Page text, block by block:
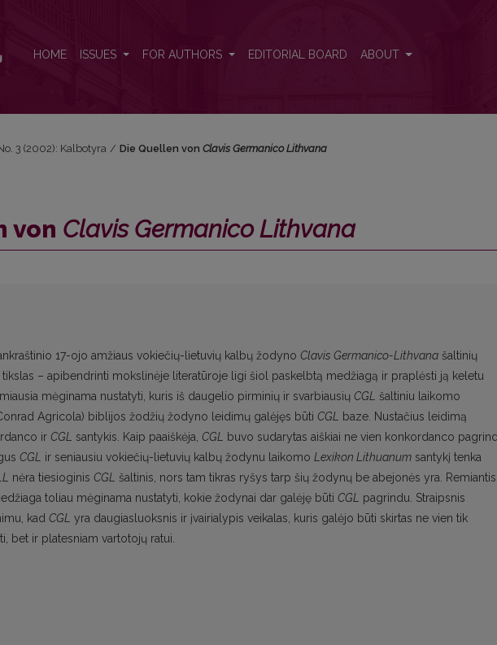
HOME ISSUES FOR AUTHORS EDITORIAL BOARD ABOUT
3 (2002): Kalbotyra / Die Quellen von Clavis Germanico Lithvana
von Clavis Germanico Lithvana
17-ojo amžiaus vokiečių-lietuvių kalbų žodyno Clavis Germanico-Lithvana šaltinių
– apibendrinti mokslinėje literatūroje ligi šiol paskelbtą medžiagą ir praplėsti ją keletu
mėginama nustatyti, kuris iš daugelio pirminių ir svarbiausių CGL šaltiniu laikomo
Agricola) biblijos žodžių žodyno leidimų galėjęs būti CGL baze. Nustačius leidimą
ir CGL santykis. Kaip paaiškėja, CGL buvo sudarytas aiškiai ne vien konkordanco
CGL ir seniausiu vokiečių-lietuvių kalbų žodynu laikomo Lexikon Lithuanum santykį tenka
nėra tiesioginis CGL šaltinis, nors tam tikras ryšys tarp šių žodynų be abejonės yra. Remiantis
toliau mėginama nustatyti, kokie žodynai dar galėję būti CGL pagrindu. Straipsnis
kad CGL yra daugiasluoksnis ir įvairialypis veikalas, kuris galėjo būti skirtas ne vien tik
bet ir platesniam vartotojų ratui.